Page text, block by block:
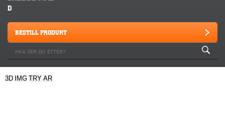
D
BESTILL PRODUKT
3D IMG TRY AR